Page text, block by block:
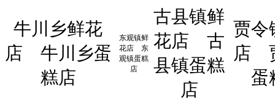
牛川乡鲜花
店
牛川乡蛋
糕店
东观镇鲜
花店
东
观镇蛋糕
店
古县镇鲜
花店
古
县镇蛋糕
店
贾令
店
蛋